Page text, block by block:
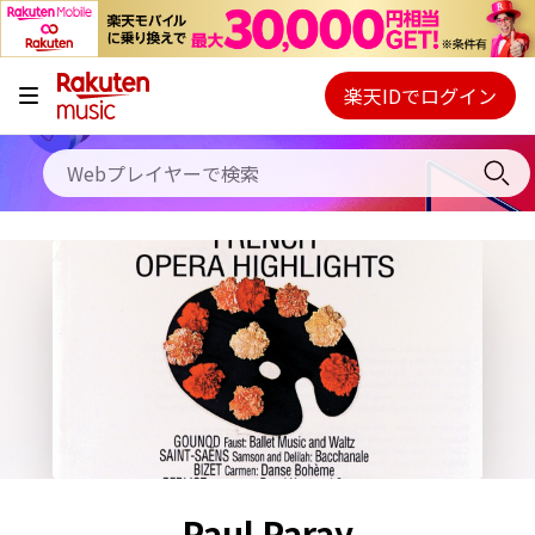
キャンペーン
料金プラン
使い方
初回30日間無料お試し
Webプレイヤー
ご契約内容の確認・変更
楽天IDでログイン